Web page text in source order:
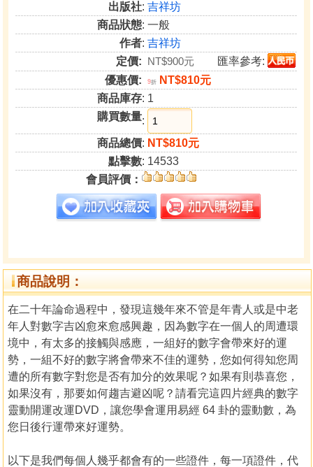
出版社:吉祥坊
商品狀態: 一般
作者:吉祥坊
定價: NT$900元
匯率參考:
優惠價:
9折
NT$810元
商品庫存: 1
購買數量:
商品總價: NT$810元
點擊數: 14533
會員評價：
商品說明：
在二十年論命過程中，發現這幾年來不管是年青人或是中老
年人對數字吉凶愈來愈感興趣，因為數字在一個人的周遭環
境中，有太多的接觸與感應，一組好的數字會帶來好的運
勢，一組不好的數字將會帶來不佳的運勢，您如何得知您周
遭的所有數字對您是否有加分的效果呢？如果有則恭喜您，
如果沒有，那要如何趨吉避凶呢？請看完這四片經典的數字
靈動開運改運DVD，讓您學會運用易經 64 卦的靈動數，為
您日後行運帶來好運勢。
以下是我們每個人幾乎都會有的一些證件，每一項證件，代